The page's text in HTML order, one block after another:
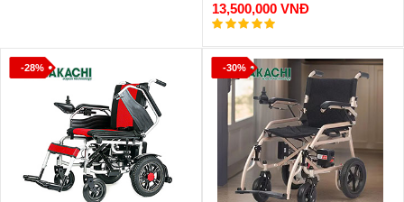
13,500,000 VNĐ
-28% -30%